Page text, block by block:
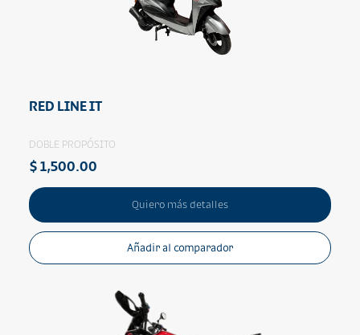
RED LINE IT
DOBLE PROPÓSITO
$ 1,500.00
Quiero más detalles
Añadir al comparador